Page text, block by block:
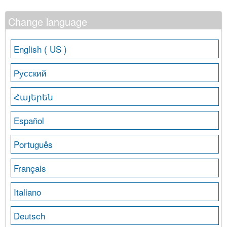
Change language
English ( US )
Русский
Հայերեն
Español
Português
Français
Italiano
Deutsch